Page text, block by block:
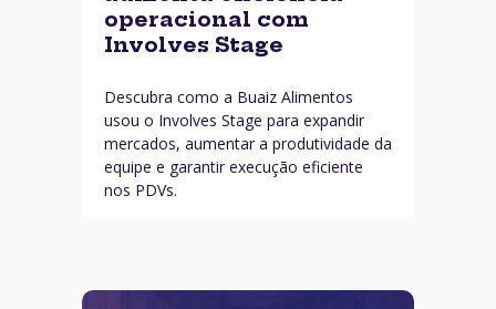
operacional com
Involves Stage
Descubra como a Buaiz Alimentos
usou o Involves Stage para expandir
mercados, aumentar a produtividade da
equipe e garantir execução eficiente
nos PDVs.